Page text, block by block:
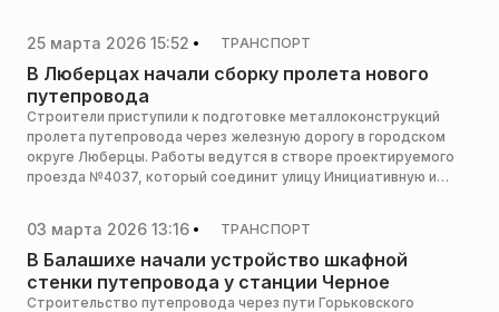
25 марта 2026 15:52 ТРАНСПОРТ
В Люберцах начали сборку пролета нового
путепровода
Строители приступили к подготовке металлоконструкций
пролета путепровода через железную дорогу в городском
округе Люберцы. Работы ведутся в створе проектируемого
проезда №4037, который соединит улицу Инициативную и
Московской области.
03 марта 2026 13:16 ТРАНСПОРТ
В Балашихе начали устройство шкафной
стенки путепровода у станции Черное
Строительство путепровода через пути Горьковского